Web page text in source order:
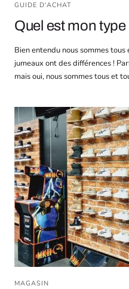
GUIDE D'ACHAT
Quel est mon type
Bien entendu nous sommes
jumeaux ont des différences !
mais oui, nous sommes tous et
MAGASIN